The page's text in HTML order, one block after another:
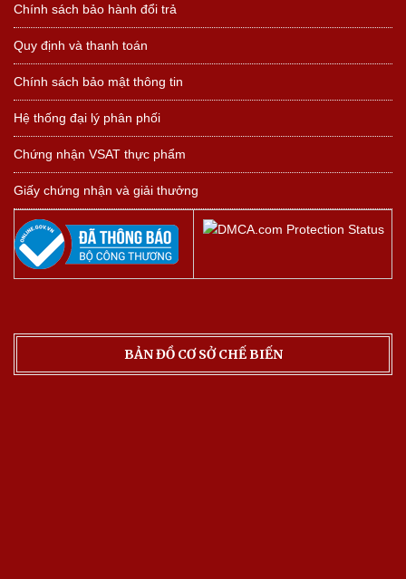
Chính sách bảo hành đổi trả
Quy định và thanh toán
Chính sách bảo mật thông tin
Hệ thống đại lý phân phối
Chứng nhận VSAT thực phẩm
Giấy chứng nhận và giải thưởng
BẢN ĐỒ CƠ SỞ CHẾ BIẾN